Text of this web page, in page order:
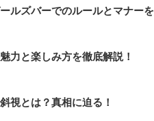
ルズバーでのルールとマナー
力と楽しみ方を徹底解説！
視とは？真相に迫る！